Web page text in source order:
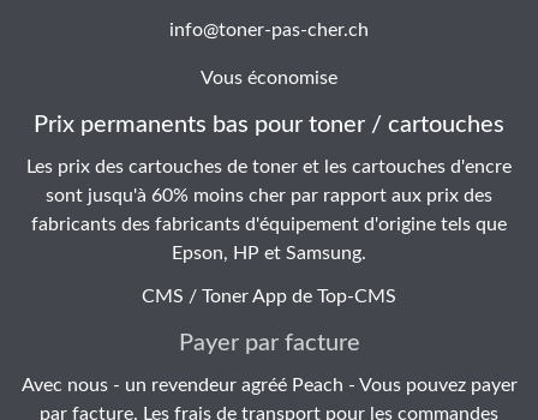
info@toner-pas-cher.ch
Vous économise
Prix permanents bas pour toner / cartouches
Les prix des cartouches de toner et les cartouches d'encre
sont jusqu'à 60% moins cher par rapport aux prix des
fabricants des fabricants d'équipement d'origine tels que
Epson, HP et Samsung.
CMS / Toner App de Top-CMS
Payer par facture
Avec nous - un revendeur agréé Peach - Vous pouvez payer
par facture. Les frais de transport pour les commandes